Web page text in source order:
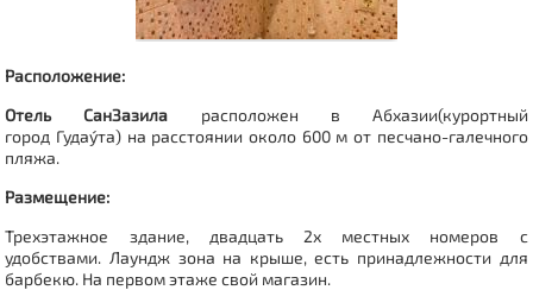
Расположение:
Отель СанЗазила расположен в Абхазии(курортный
город Гудау́та) на расстоянии около 600 м от песчано-галечного
пляжа.
Размещение:
Трехэтажное здание, двадцать 2х местных номеров с
удобствами. Лаундж зона на крыше, есть принадлежности для
барбекю. На первом этаже свой магазин.